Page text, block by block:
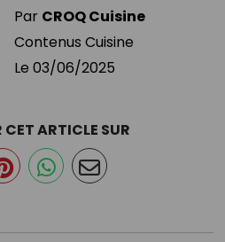
Par CROQ Cuisine
Contenus Cuisine
Le 03/06/2025
CET ARTICLE SUR